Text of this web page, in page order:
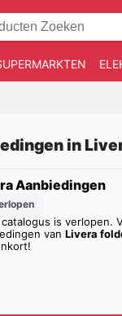
in
Aanbiedingen
catalogus is verlopen.
van Livera